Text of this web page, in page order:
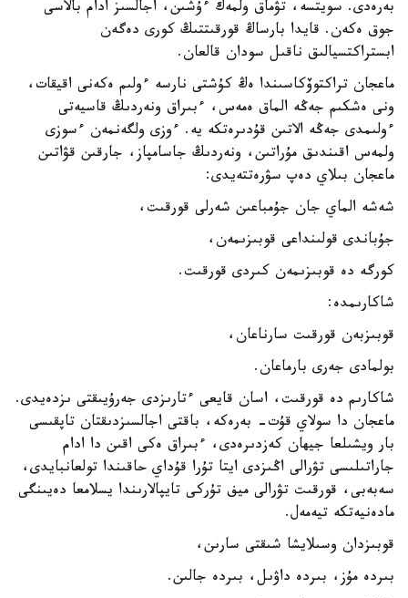
بەرەدى. سويتسە، تۋماق ولمەك ءۇشىن، اجالسىز ادام بالاسى
جوق ەكەن. قايدا بارساڭ قورقىتتىڭ كورى دەگەن
ابستراكتسيالىق ناقىل سودان قالعان.
ماعجان تراكتوۆكاسىندا ەڭ كۇشتى نارسە ءولىم ەكەنى اقيقات،
ونى ەشكىم جەڭە الماق ەمەس، ءبىراق ونەردىڭ قاسيەتى
ءولىمدى جەڭە الاتىن قۇدىرەتكە يە. ءوزى ولگەنمەن ءسوزى
ولمەس اقىندىق مۇراتىن، ونەردىڭ جاسامپاز، جارقىن قۋاتىن
ماعجان بىلاي دەپ سۋرەتتەيدى:
شەشە الماي جان جۇمباعىن شەرلى قورقىت،
جۇباندى قولىنداعى قوبىزىمەن،
كورگە دە قوبىزىمەن كىردى قورقىت.
شاكارىمدە:
قوبىزبەن قورقىت سارناعان،
بولمادى جەرى بارماعان.
شاكارىم دە قورقىت، اسان قايعى ءتارىزدى جەرۇيىقتى ىزدەيدى.
ماعجان دا سولاي قۇت- بەرەكە، باقتى اجالسىزدىقتان تاپقىسى
بار ويشىلعا جيھان كەزدىرەدى، ءبىراق ەكى اقىن دا ادام
جاراتىلىسى تۋرالى اڭىزدى ايتا تۇرا قۇداي حاقىندا تولعانبايدى،
سەبەبى، قورقىت تۋرالى ميف تۇركى تايپالارىندا يسلامعا دەيىنگى
مادەنيەتكە تيەمەل.
قوبىزدان وسىلايشا شىقتى سارىن،
بىردە مۇز، بىردە داۋىل، بىردە جالىن.